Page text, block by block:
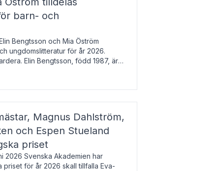
barn- och
Bengtsson och Mia Öström
ungdomslitteratur för år 2026.
Elin Bengtsson, född 1987, är
Magnus Dahlström,
och Espen Stueland
priset
2026 Svenska Akademien har
priset för år 2026 skall tillfalla Eva-